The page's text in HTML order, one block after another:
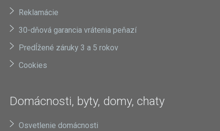
Reklamácie
30-dňová garancia vrátenia peňazí
Predĺžené záruky 3 a 5 rokov
Cookies
Domácnosti, byty, domy, chaty
Osvetlenie domácnosti